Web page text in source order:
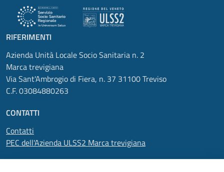
RIFERIMENTI
Azienda Unità Locale Socio Sanitaria n. 2
Marca trevigiana
Via Sant'Ambrogio di Fiera, n. 37 31100 Treviso
C.F. 03084880263
CONTATTI
Contatti
PEC dell'Azienda ULSS2 Marca trevigiana